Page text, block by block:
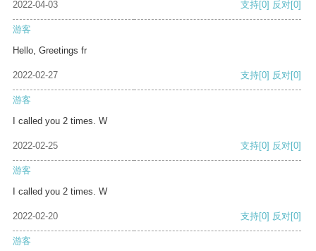
2022-04-03 支持[0] 反对[0]
游客
Hello, Greetings fr
2022-02-27 支持[0] 反对[0]
游客
I called you 2 times. W
2022-02-25 支持[0] 反对[0]
游客
I called you 2 times. W
2022-02-20 支持[0] 反对[0]
游客